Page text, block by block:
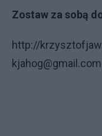
Zostaw za sobą
http://
kjahog@gmail.com